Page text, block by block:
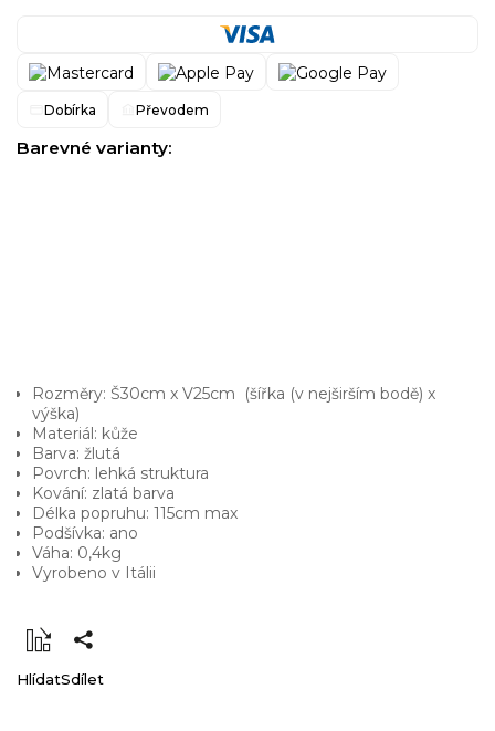
Dobírka Převodem
Barevné varianty:
Rozměry: Š30cm x V25cm (šířka (v nejširším bodě) x
výška)
Materiál: kůže
Barva: žlutá
Povrch: lehká struktura
Kování: zlatá barva
Délka popruhu: 115cm max
Podšívka: ano
Váha: 0,4kg
Vyrobeno v Itálii
HlídatSdílet